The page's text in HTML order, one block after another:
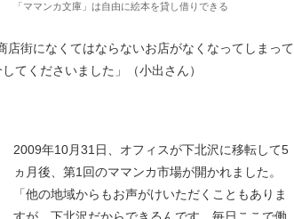
「ママンカ文庫」は自由に絵本を貸し借りできる
街になくてはならないお店がなくなってしまって
てくださいました」（小出さん）
2009年10月31日、オフィスが下北沢に移転して5
ヵ月後、第1回のママンカ市場が開かれました。
「他の地域からもお声がけいただくこともありま